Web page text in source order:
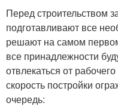
Перед строительством
подготавливают все
решают на самом
все принадлежности
отвлекаться от
скорость постройки
очередь: